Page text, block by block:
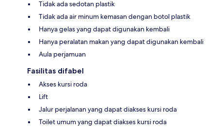
Tidak ada sedotan plastik
Tidak ada air minum kemasan dengan botol plastik
Hanya gelas yang dapat digunakan kembali
Hanya peralatan makan yang dapat digunakan kembali
Aula perjamuan
Fasilitas difabel
Akses kursi roda
Lift
Jalur perjalanan yang dapat diakses kursi roda
Toilet umum yang dapat diakses kursi roda